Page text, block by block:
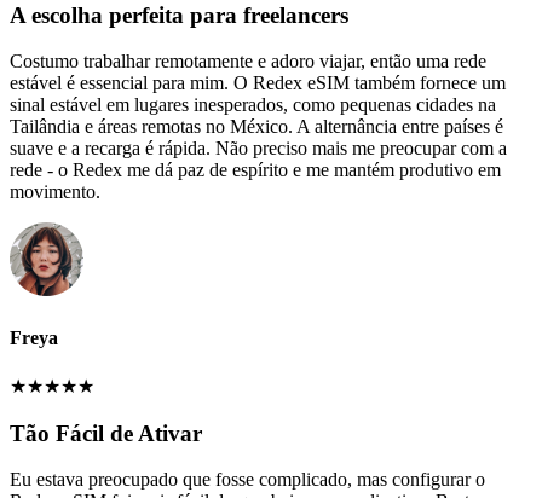
A escolha perfeita para freelancers
Costumo trabalhar remotamente e adoro viajar, então uma rede
estável é essencial para mim. O Redex eSIM também fornece um
sinal estável em lugares inesperados, como pequenas cidades na
Tailândia e áreas remotas no México. A alternância entre países é
suave e a recarga é rápida. Não preciso mais me preocupar com a
rede - o Redex me dá paz de espírito e me mantém produtivo em
movimento.
Freya
★★★★★
Tão Fácil de Ativar
Eu estava preocupado que fosse complicado, mas configurar o